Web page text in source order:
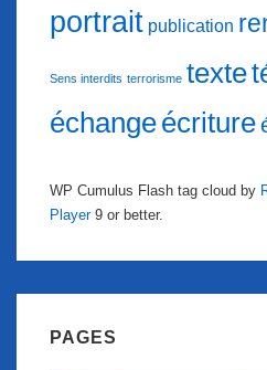
portrait publication
Sens interdits terrorisme texte
échangeécriture
WP Cumulus Flash tag cloud by
Player9 or better.
PAGES